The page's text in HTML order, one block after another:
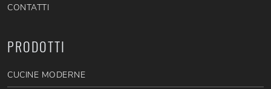
CONTATTI
PRODOTTI
CUCINE MODERNE